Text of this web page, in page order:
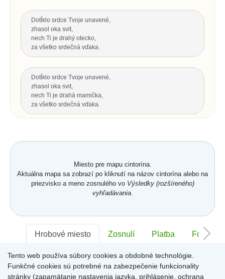
Dotĺklo srdce Tvoje unavené,
zhasol oka svit,
nech Ti je drahý otecko,
za všetko srdečná vďaka.
Dotĺklo srdce Tvoje unavené,
zhasol oka svit,
nech Ti je drahá mamička,
za všetko srdečná vďaka.
čo s vďakou dnes Ti môžem dať...
a potom už len spomínať.
Hore
Nech je vôľa Tvoja nám všetkým,
ako vtákom je a hmyzu,
S. K. Neumann
Miesto pre mapu cintorína.
Aktuálna mapa sa zobrazí po kliknutí na názov cintorína alebo na
priezvisko a meno zosnulého vo Výsledky (rozšíreného)
vyhľadávania.
Hrobové miesto Zosnulí Platba Foto
Sektor:- Rad:- Číslo:-
Tento web používa súbory cookies a obdobné technológie.
Funkčné cookies sú potrebné na zabezpečenie funkcionality
stránky (zapamätanie nastavenia jazyka, prihlásenie, ochrana